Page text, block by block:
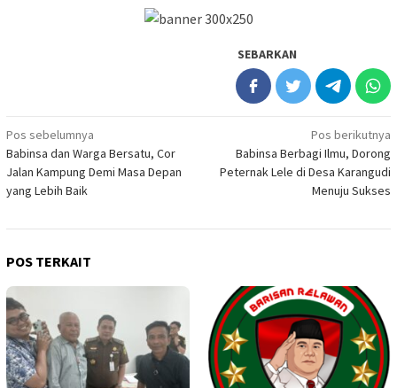
SEBARKAN
Navigasi
pos
Pos sebelumnya
Babinsa dan Warga Bersatu, Cor
Jalan Kampung Demi Masa Depan
yang Lebih Baik
Pos berikutnya
Babinsa Berbagi Ilmu, Dorong
Peternak Lele di Desa Karangudi
Menuju Sukses
POS TERKAIT